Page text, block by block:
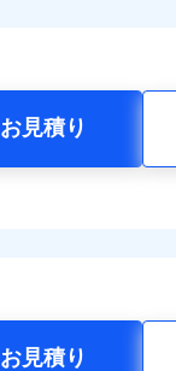
お見積り
お見積り